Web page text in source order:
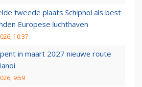
tweede plaats Schiphol als best
Europese luchthaven
10:37
in maart 2027 nieuwe route
9:59